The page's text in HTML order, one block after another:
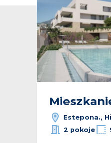
Estepona.,
2 pokoje